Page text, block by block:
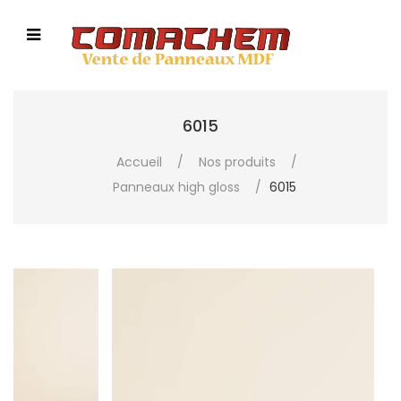
6015
Accueil / Nos produits
/
Panneaux high gloss
/ 6015